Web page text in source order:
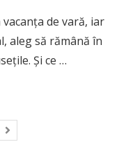
de vară, iar
aleg să rămână în
Și ce …